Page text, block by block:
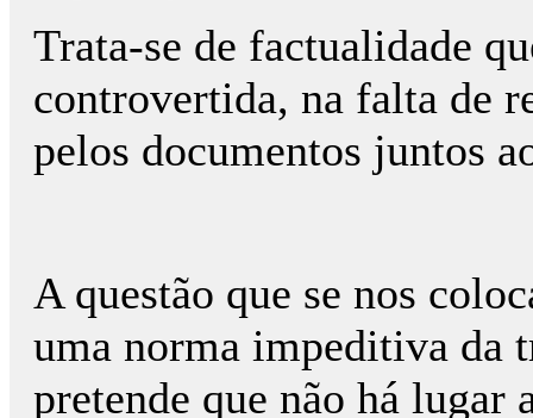
Trata-se de factualidade
controvertida, na falta de
pelos documentos juntos
A questão que se nos
uma norma impeditiva da
pretende que não há